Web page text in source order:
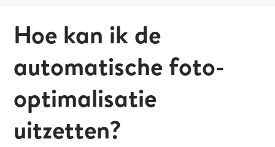
Hoe kan ik de
automatische foto-
optimalisatie
uitzetten?